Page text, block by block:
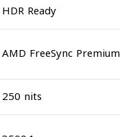
HDR Ready
AMD FreeSync Premium
250 nits